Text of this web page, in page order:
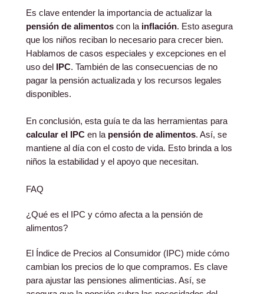
Es clave entender la importancia de actualizar la
pensión de alimentos con la inflación. Esto asegura
que los niños reciban lo necesario para crecer bien.
Hablamos de casos especiales y excepciones en el
uso del
IPC. También de las consecuencias de no
pagar la pensión actualizada y los recursos legales
disponibles.
En conclusión, esta guía te da las herramientas para
calcular el IPC en la pensión de alimentos. Así, se
mantiene al día con el costo de vida. Esto brinda a los
niños la estabilidad y el apoyo que necesitan.
FAQ
¿Qué es el IPC y cómo afecta a la pensión de
alimentos?
El Índice de Precios al Consumidor (IPC) mide cómo
cambian los precios de lo que compramos. Es clave
para ajustar las pensiones alimenticias. Así, se